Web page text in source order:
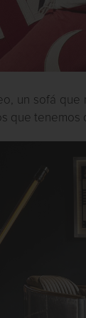
un sofá que
que tenemos